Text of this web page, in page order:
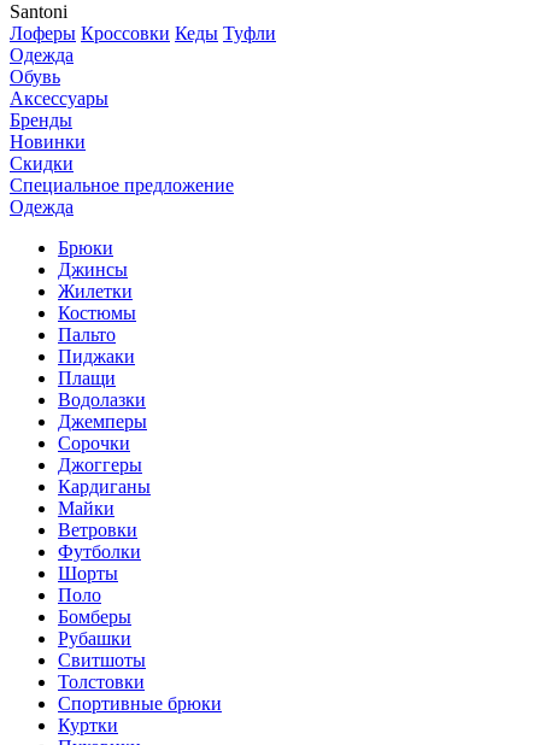
Santoni
Лоферы Кроссовки Кеды Туфли
Одежда
Обувь
Аксессуары
Бренды
Новинки
Скидки
Специальное предложение
Одежда
Брюки
Джинсы
Жилетки
Костюмы
Пальто
Пиджаки
Плащи
Водолазки
Джемперы
Сорочки
Джоггеры
Кардиганы
Майки
Ветровки
Футболки
Шорты
Поло
Бомберы
Рубашки
Свитшоты
Толстовки
Спортивные брюки
Куртки